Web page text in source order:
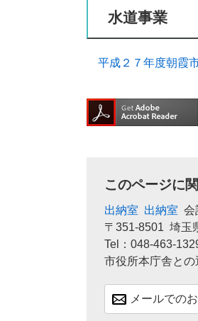
水道事業
平成２７年度朝霞
このページに
出納室 出納室 会
〒351-8501 埼玉
Tel：048-463-
市役所本庁舎との
メールでの